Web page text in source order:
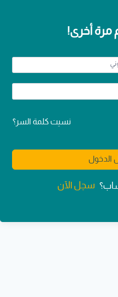
مرة أخرى!
نسيت كلمة السر؟
الدخول
سجل الآن